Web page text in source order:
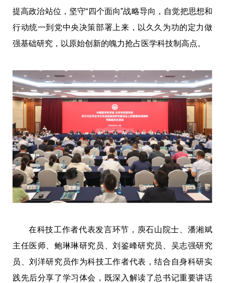
提高政治站位，坚守“四个面向”战略导向，自觉把思想和
行动统一到党中央决策部署上来，以久久为功的定力做
强基础研究，以原始创新的魄力抢占医学科技制高点。
在科技工作者代表发言环节，庾石山院士、潘湘斌
主任医师、鲍琳琳研究员、刘鉴峰研究员、吴志强研究
员、刘洋研究员作为科技工作者代表，结合自身科研实
践先后分享了学习体会，既深入解读了总书记重要讲话